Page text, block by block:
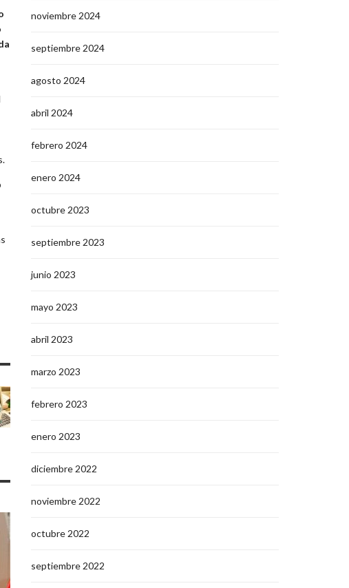
noviembre 2024
septiembre 2024
agosto 2024
abril 2024
febrero 2024
enero 2024
octubre 2023
septiembre 2023
junio 2023
mayo 2023
abril 2023
marzo 2023
febrero 2023
enero 2023
diciembre 2022
noviembre 2022
octubre 2022
septiembre 2022